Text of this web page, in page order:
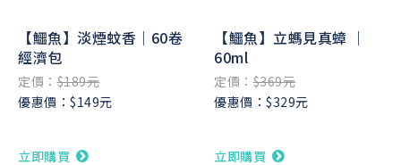
【鱷魚】淡煙蚊香｜60卷
經濟包
定價：$189元
優惠價：$149元
立即購買
【鱷魚】立螞見真蟑 ｜
60ml
定價：$369元
優惠價：$329元
立即購買